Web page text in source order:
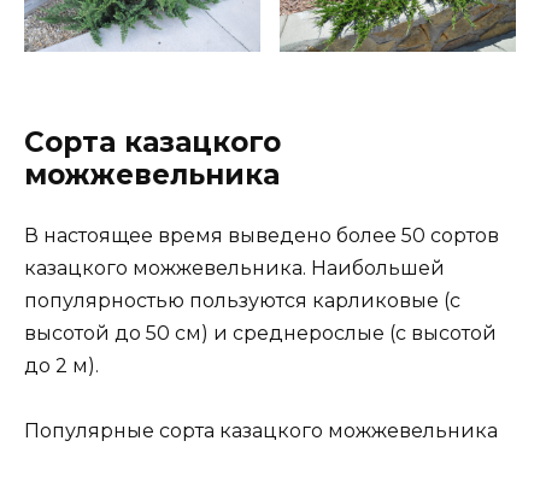
Сорта казацкого
можжевельника
В настоящее время выведено более 50 сортов
казацкого можжевельника. Наибольшей
популярностью пользуются карликовые (с
высотой до 50 см) и среднерослые (с высотой
до 2 м).
Популярные сорта казацкого можжевельника